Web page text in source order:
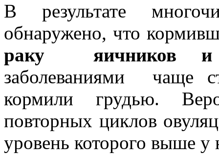
В результате
обнаружено, что
раку яичников и
заболеваниями чаще
кормили грудью.
повторных циклов
уровень которого выше